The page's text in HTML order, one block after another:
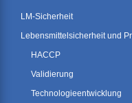
LM-Sicherheit
Lebensmittelsicherheit und
HACCP
Validierung
Technologieentwicklung